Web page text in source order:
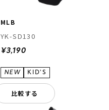
MLB
YK-SD130
¥3,190
比較する